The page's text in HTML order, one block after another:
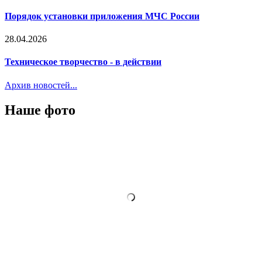
Порядок установки приложения МЧС России
28.04.2026
Техническое творчество - в действии
Архив новостей...
Наше фото